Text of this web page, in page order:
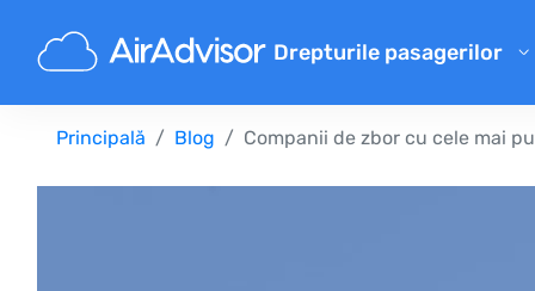
Drepturile pasagerilor
Calculator de despăgubiri
Despăgubire pentru zbor
Despăgubire pentru zbor
Principală Blog Companii de zbor cu cele mai